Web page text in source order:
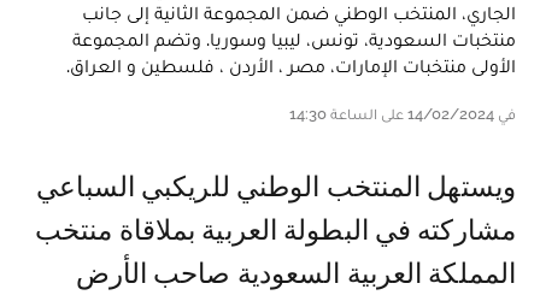
الجاري، المنتخب الوطني ضمن المجموعة الثانية إلى جانب
منتخبات السعودية، تونس، ليبيا وسوريا. وتضم المجموعة
الأولى منتخبات الإمارات، مصر ، الأردن ، فلسطين و العراق.
في 14/02/2024 على الساعة 14:30
ويستهل المنتخب الوطني للريكبي السباعي
مشاركته في البطولة العربية بملاقاة منتخب
المملكة العربية السعودية صاحب الأرض